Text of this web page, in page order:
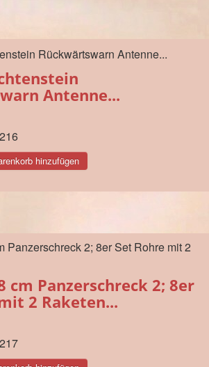
Antenne...
cm Panzerschreck 2; 8er
2 Raketen...